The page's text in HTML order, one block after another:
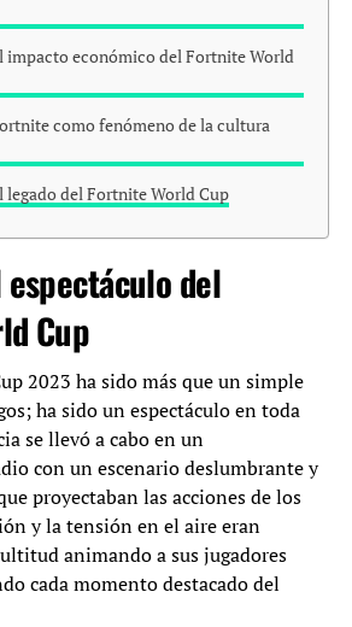
impacto económico del Fortnite World
como fenómeno de la cultura
legado del Fortnite World Cup
espectáculo del
Cup
2023 ha sido más que un simple
ha sido un espectáculo en toda
se llevó a cabo en un
con un escenario deslumbrante y
proyectaban las acciones de los
y la tensión en el aire eran
animando a sus jugadores
cada momento destacado del